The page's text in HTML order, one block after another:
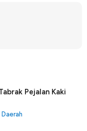
Pejalan Kaki
Daerah